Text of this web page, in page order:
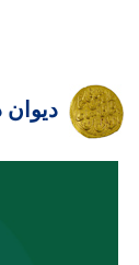
دیوان